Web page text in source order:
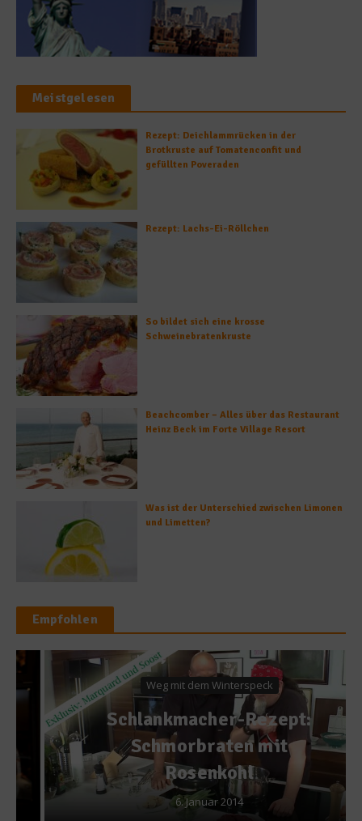
Meistgelesen
Rezept: Deichlammrücken in der
Brotkruste auf Tomatenconfit und
gefüllten Poveraden
Rezept: Lachs-Ei-Röllchen
So bildet sich eine krosse
Schweinebratenkruste
Beachcomber – Alles über das Restaurant
Heinz Beck im Forte Village Resort
Was ist der Unterschied zwischen Limonen
und Limetten?
Empfohlen
Weg mit dem Winterspeck
Schlankmacher-Rezept:
Schmorbraten mit
Rosenkohl
6. Januar 2014